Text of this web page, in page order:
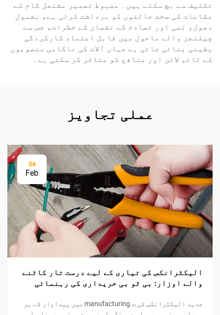
تکلیف سے بچ سکتے ہیں۔ مضبوط تعمیر مشتعل کام کے
مقامات کی سخت حالتوں کو برداشت کرتی ہے، بشمول
دھول، نمی اور تصادم کے نقصان کے خطرات، جس سے
چیلنجز والے ماحول میں قابل اعتماد کارکردگی
یقینی بنائی جاتی ہے جہاں آلات کی ناکامی منصوبوں
کے ٹائم لائن اور منافع کو متاثر کر سکتی ہے۔
عملی تجاویز
04
Feb
الیکٹرانکس کی تیاری کے لیے درست تار کاٹنے
والے اوزار: بی ٹو بی خریداری کی رہنمائی
جدید الیکٹرانکس کی ت manufacturing میں پیداوار کے ہر